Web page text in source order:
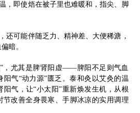
，即使焐在被子里也难暖和，指尖、脚
还可能伴随乏力、精神差、大便稀溏，
暗。
，尤其是脾肾阳虚——脾阳不足则气血
阳气“动力源”匮乏。泰和灸以艾灸的温
阳气，让“小太阳”重新焕发生机，从根
节改善全身畏寒、手脚冰凉的实用调理